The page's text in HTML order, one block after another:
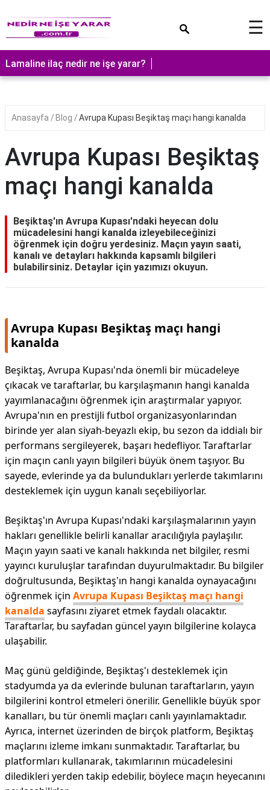
☰
Lamaline ilaç nedir ne işe yarar?
Anasayfa Blog Avrupa Kupası Beşiktaş maçı hangi kanalda
Avrupa Kupası Beşiktaş
maçı hangi kanalda
Beşiktaş'ın Avrupa Kupası'ndaki heyecan dolu
mücadelesini hangi kanalda izleyebileceğinizi
öğrenmek için doğru yerdesiniz. Maçın yayın saati,
kanalı ve detayları hakkında kapsamlı bilgileri
bulabilirsiniz. Detaylar için yazımızı okuyun.
Avrupa Kupası Beşiktaş maçı hangi
kanalda
Beşiktaş, Avrupa Kupası'nda önemli bir mücadeleye
çıkacak ve taraftarlar, bu karşılaşmanın hangi kanalda
yayımlanacağını öğrenmek için araştırmalar yapıyor.
Avrupa'nın en prestijli futbol organizasyonlarından
birinde yer alan siyah-beyazlı ekip, bu sezon da iddialı bir
performans sergileyerek, başarı hedefliyor. Taraftarlar
için maçın canlı yayın bilgileri büyük önem taşıyor. Bu
sayede, evlerinde ya da bulundukları yerlerde takımlarını
desteklemek için uygun kanalı seçebiliyorlar.
Beşiktaş'ın Avrupa Kupası'ndaki karşılaşmalarının yayın
hakları genellikle belirli kanallar aracılığıyla paylaşılır.
Maçın yayın saati ve kanalı hakkında net bilgiler, resmi
yayıncı kuruluşlar tarafından duyurulmaktadır. Bu bilgiler
doğrultusunda, Beşiktaş'ın hangi kanalda oynayacağını
öğrenmek için Avrupa Kupası Beşiktaş maçı hangi
kanalda sayfasını ziyaret etmek faydalı olacaktır.
Taraftarlar, bu sayfadan güncel yayın bilgilerine kolayca
ulaşabilir.
Maç günü geldiğinde, Beşiktaş'ı desteklemek için
stadyumda ya da evlerinde bulunan taraftarların, yayın
bilgilerini kontrol etmeleri önerilir. Genellikle büyük spor
kanalları, bu tür önemli maçları canlı yayınlamaktadır.
Ayrıca, internet üzerinden de birçok platform, Beşiktaş
maçlarını izleme imkanı sunmaktadır. Taraftarlar, bu
platformları kullanarak, takımlarının mücadelesini
diledikleri yerden takip edebilir, böylece maçın heyecanını